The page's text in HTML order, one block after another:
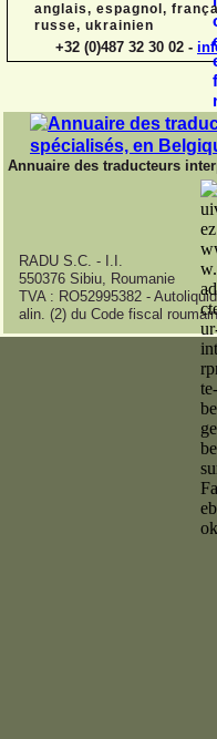
anglais, espagnol,
russe, ukrainien
+32 (0)487 32 30 02 -
Annuaire des traducteurs
RADU S.C. - I.I.
550376 Sibiu, Roumanie
TVA : RO52995382 -
alin. (2) du Code fiscal